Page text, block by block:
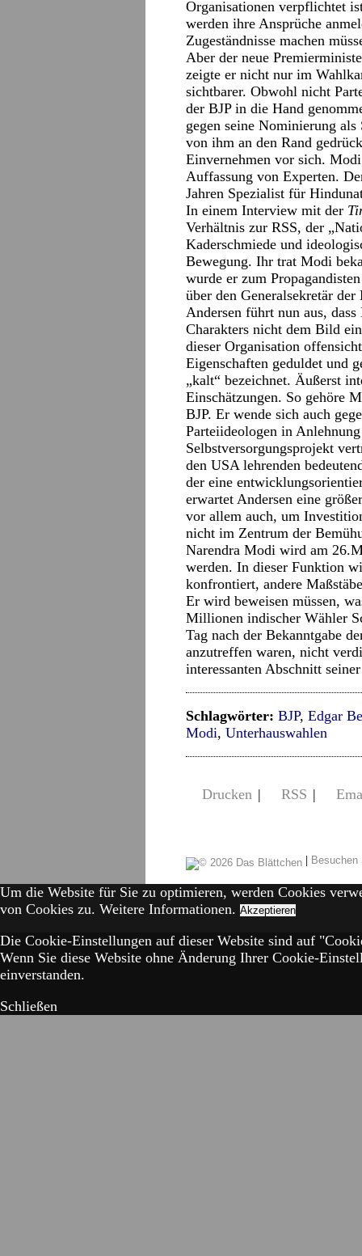
Organisationen verpflichtet
werden ihre Ansprüche
Zugeständnisse machen
Aber der neue
zeigte er nicht nur im
sichtbarer. Obwohl nicht
der BJP in die Hand
gegen seine Nominierung
von ihm an den Rand
Einvernehmen vor sich.
Auffassung von Experten.
Jahren Spezialist für
In einem Interview mit der
Verhältnis zur RSS, der
Kaderschmiede und
Bewegung. Ihr trat Modi
wurde er zum
über den Generalsekretär
Andersen führt nun aus,
Charakters nicht dem Bild
dieser Organisation
Eigenschaften geduldet und
„kalt“ bezeichnet. Äußerst
Einschätzungen. So gehöre
BJP. Er wende sich auch
Parteiideologen in
Selbstversorgungsprojekt
den USA lehrenden
der eine
erwartet Andersen eine
vor allem auch, um
nicht im Zentrum der
Narendra Modi wird am
werden. In dieser Funktion
konfrontiert, andere
Er wird beweisen müssen,
Millionen indischer Wähler
Tag nach der Bekanntgabe
anzutreffen waren, nicht
interessanten Abschnitt
Schlagwörter: BJP, Edgar
Modi, Unterhauswahlen
Drucken | RSS |
|
Um die Website für Sie zu optimieren, werden Cookies
von Cookies zu. Weitere Informationen. Akzeptieren
Die Cookie-Einstellungen auf dieser Website sind auf
Wenn Sie diese Website ohne Änderung Ihrer Cookie-
einverstanden.
Schließen